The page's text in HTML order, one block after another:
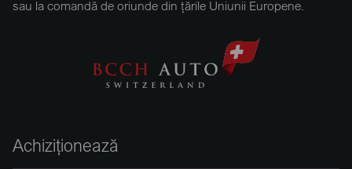
sau la comandă de oriunde din țările Uniunii Europene.
Achiziționează